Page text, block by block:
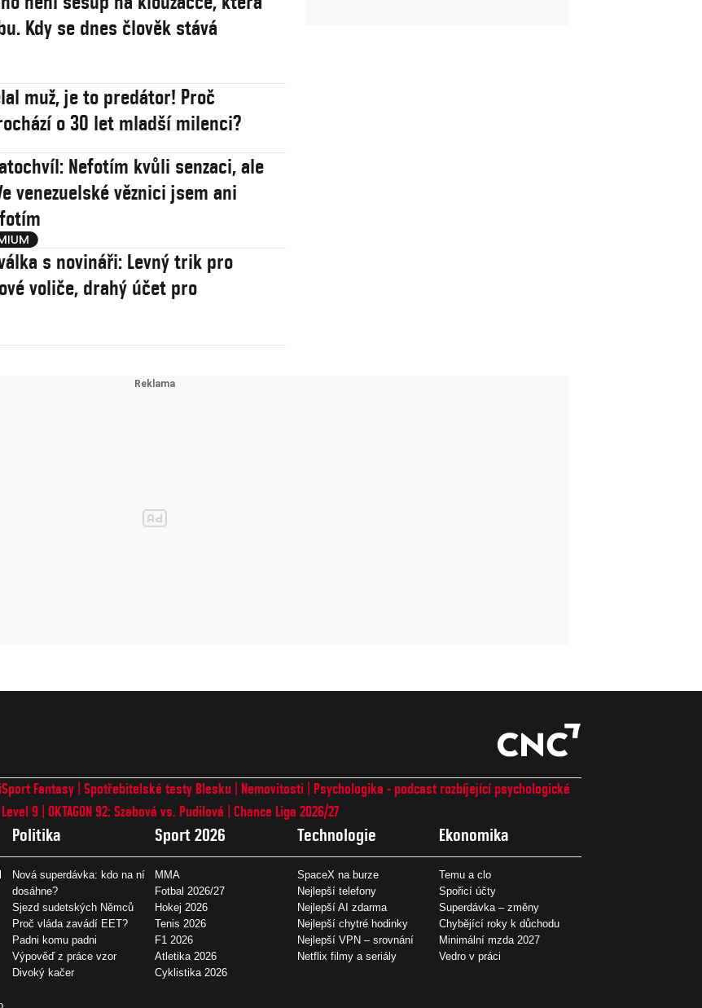
Kdy se dnes člověk stává
muž, je to predátor! Proč
o 30 let mladší milenci?
Nefotím kvůli senzaci, ale
venezuelské věznici jsem ani
s novináři: Levný trik pro
voliče, drahý účet pro
iSport Fantasy Spotřebitelské testy Blesku Nemovitosti
Psychologika - podcast rozbíjející psychologické
9 OKTAGON 92: Szabová vs. Pudilová Chance Liga 2026/27
Politika
Nová superdávka: kdo na ní
dosáhne?
Sjezd sudetských Němců
Proč vláda zavádí EET?
Padni komu padni
Výpověď z práce vzor
Divoký kačer
Sport 2026
MMA
Fotbal 2026/27
Hokej 2026
Tenis 2026
F1 2026
Atletika 2026
Cyklistika 2026
Technologie
SpaceX na burze
Nejlepší telefony
Nejlepší AI zdarma
Nejlepší chytré hodinky
Nejlepší VPN – srovnání
Netflix filmy a seriály
Ekonomika
Temu a clo
Spořicí účty
Superdávka – změny
Chybějící roky k důchodu
Minimální mzda 2027
Vedro v práci